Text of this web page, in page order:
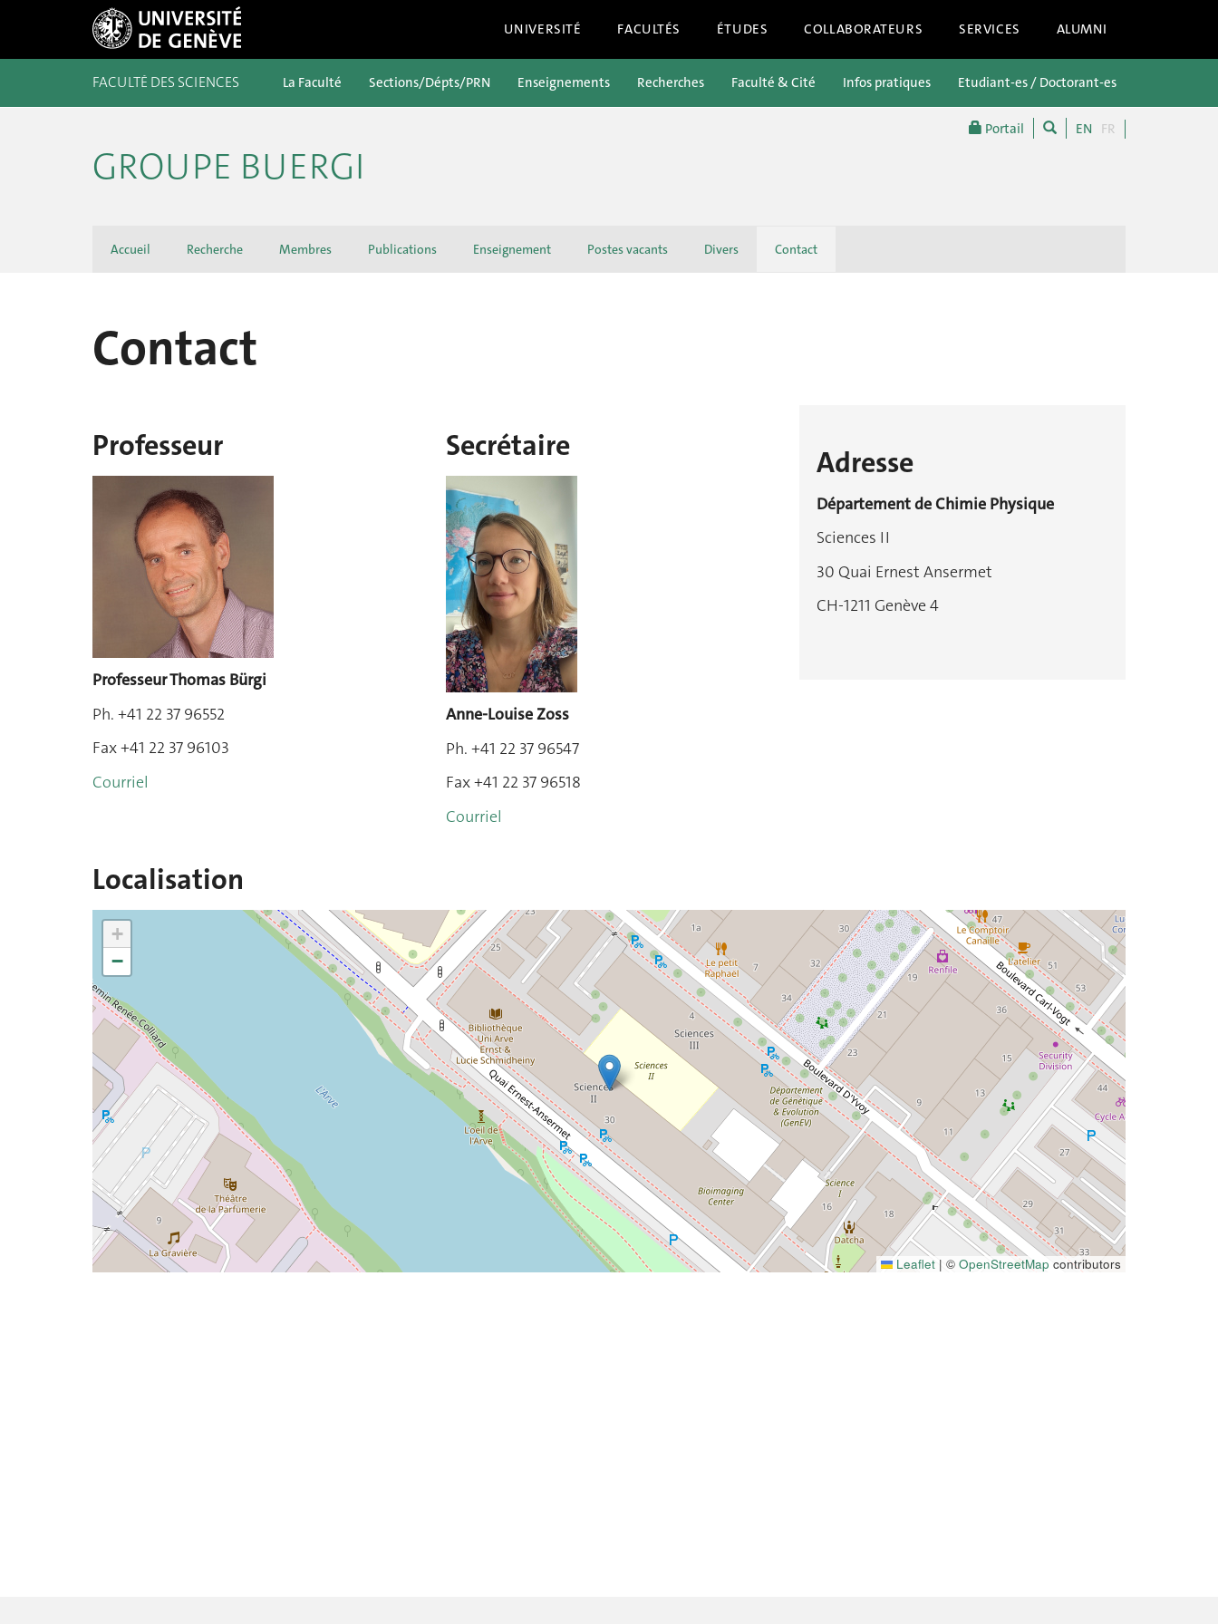
UNIVERSITÉ FACULTÉS ÉTUDES COLLABORATEURS SERVICES ALUMNI
Portail EN FR
FACULTÉ DES SCIENCES La Faculté Sections/Dépts/PRN Enseignements Recherches Faculté & Cité Infos pratiques Etudiant-es / Doctorant-es
GROUPE BUERGI
Accueil Recherche Membres Publications Enseignement Postes vacants Divers Contact
Contact
Professeur
Professeur Thomas Bürgi
Ph. +41 22 37 96552
Fax+41 22 37 96103
Courriel
Secrétaire
Anne-Louise Zoss
Ph. +41 22 37 96547
Fax+41 22 37 96518
Courriel
Adresse
Département de Chimie Physique
Sciences II
30 Quai Ernest Ansermet
CH-1211 Genève 4
Localisation
+
−
Leaflet | © OpenStreetMap contributors